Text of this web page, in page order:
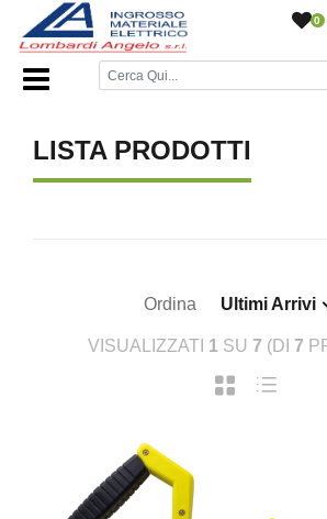
0
Home Page//
LISTA PRODOTTI
Ordina Ultimi Arrivi
VISUALIZZATI 1 SU 7 (DI 7